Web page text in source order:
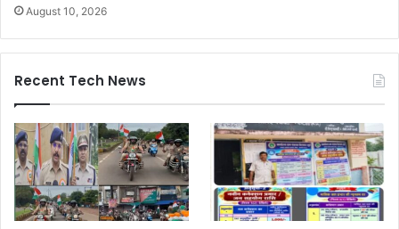
August 10, 2026
Recent Tech News